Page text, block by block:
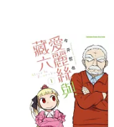
藤井樹（吳子
西蒙娜．戴維斯
世界圖書出
中信出版社(1)
中國人民大學